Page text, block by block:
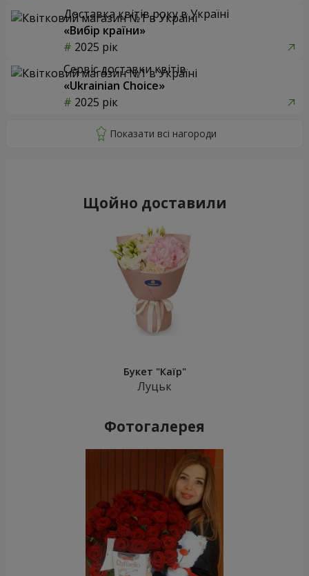
Доставка квітів року в Україні
«Вибір країни»
2025 рік
Сервіс доставки квітів
«Ukrainian Choice»
2025 рік
Щойно доставили
Букет "Каїр"
Луцьк
Фотогалерея